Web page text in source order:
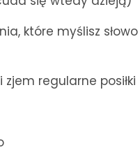
które myślisz słowo
regularne posiłki